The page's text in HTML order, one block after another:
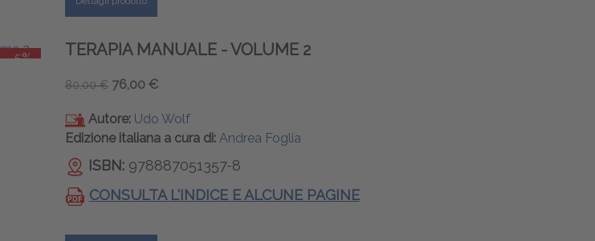
-5% TERAPIA MANUALE - VOLUME 2
80,00 € 76,00 €
Autore: Udo Wolf
Edizione italiana a cura di: Andrea Foglia
ISBN: 978887051357-8
CONSULTA L'INDICE E ALCUNE PAGINE